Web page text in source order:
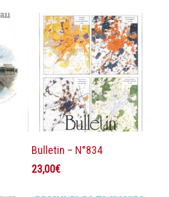
Ajouter au panier
Bulletin – N°834
23,00€